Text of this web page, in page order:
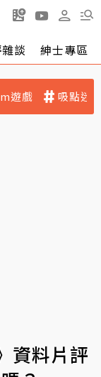
談 紳士專區
遊戲 吸點迷
資料片評